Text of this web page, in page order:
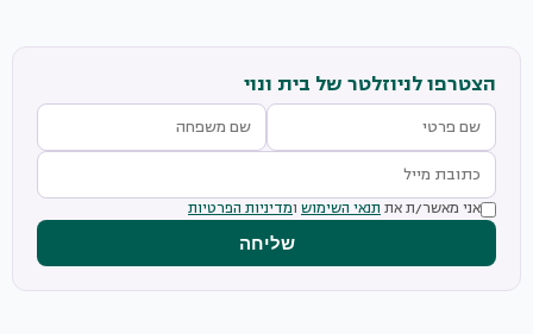
הצטרפו לניוזלטר של בית ונוי
אני מאשר/ת את תנאי השימוש ומדיניות הפרטיות
שליחה